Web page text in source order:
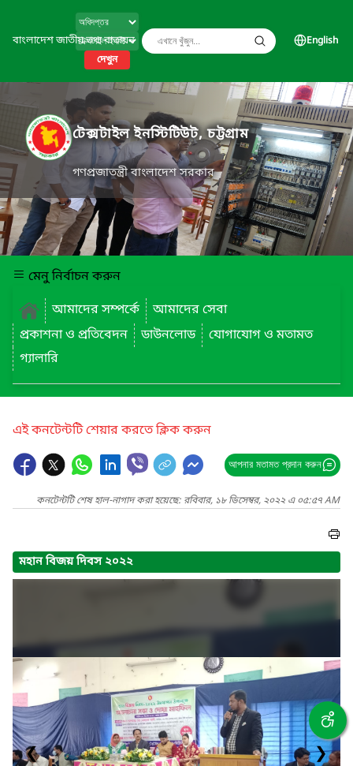
বাংলাদেশ জাতীয় তথ্য বাতায়ন
দেখুন
English
টেক্সটাইল ইনস্টিটিউট, চট্টগ্রাম
গণপ্রজাতন্ত্রী বাংলাদেশ সরকার
মেনু নির্বাচন করুন
আমাদের সম্পর্কে
আমাদের সেবা
প্রকাশনা ও প্রতিবেদন
ডাউনলোড
যোগাযোগ ও মতামত
গ্যালারি
এই কনটেন্টটি শেয়ার করতে ক্লিক করুন
আপনার মতামত প্রদান করুন
কনটেন্টটি শেষ হাল-নাগাদ করা হয়েছে: রবিবার, ১৮ ডিসেম্বর, ২০২২ এ ০৫:৫৭ AM
মহান বিজয় দিবস ২০২২
❮ ❯